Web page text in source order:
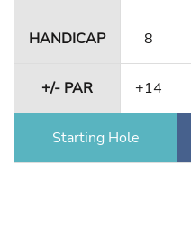
HANDICAP 8
+/- PAR +14
Starting Hole